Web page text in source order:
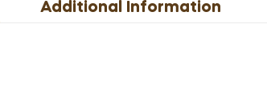
Additional Information